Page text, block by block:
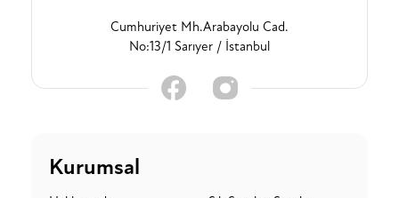
Cumhuriyet Mh.Arabayolu Cad.
No:13/1 Sarıyer / İstanbul
Kurumsal